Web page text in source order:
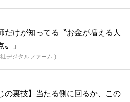
だけが知ってる〝お金が増える人
〟」
デジタルファーム )
の裏技】当たる側に回るか、この